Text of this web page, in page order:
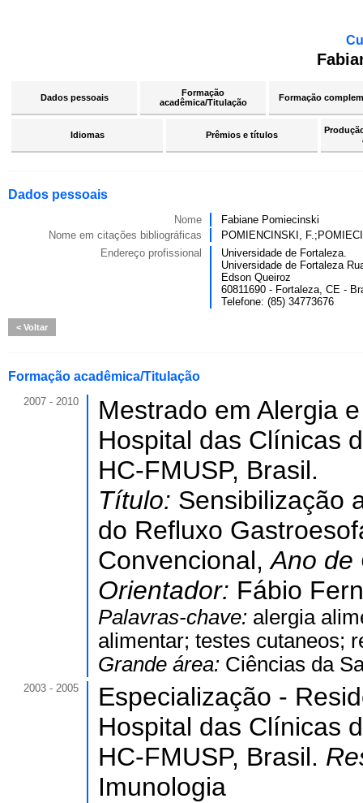
Dados pessoais
Formação
acadêmica/Titulação
Formação
Idiomas Prêmios e títulos
Dados pessoais
Nome
Fabiane Pomiecinski
Nome em citações bibliográficas
POMIENCINSKI,
Endereço profissional
Universidade de Fortaleza.
Universidade de Fortaleza
Edson Queiroz
60811690 - Fortaleza, CE -
Telefone: (85) 34773676
Voltar
Formação acadêmica/Titulação
2007 - 2010
Mestrado em Alergia
Hospital das Clínicas
HC-FMUSP, Brasil.
Título: Sensibilização
do Refluxo
Convencional,Ano
Orientador: Fábio
Palavras-chave: alergia
alimentar; testes cutaneos;
Grande área: Ciências da
2003 - 2005
Especialização -
Hospital das Clínicas
HC-FMUSP, Brasil.
Imunologia